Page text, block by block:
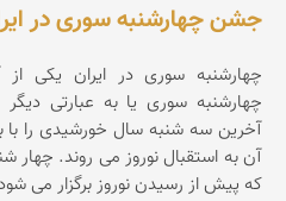
جشن چهارشنبه سوری در
چهارشنبه سوری در ایران یکی
چهارشنبه سوری یا به عبارتی
آخرین سه شنبه سال خورشیدی را با
آن به استقبال نوروز می روند.
که پیش از رسیدن نوروز برگزار می